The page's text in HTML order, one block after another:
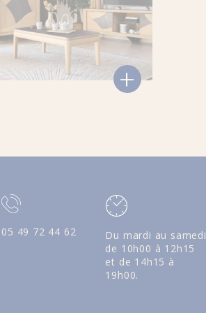
+
05 49 72 44 62
Du mardi au samedi
de 10h00 à 12h15
et de 14h15 à
19h00.